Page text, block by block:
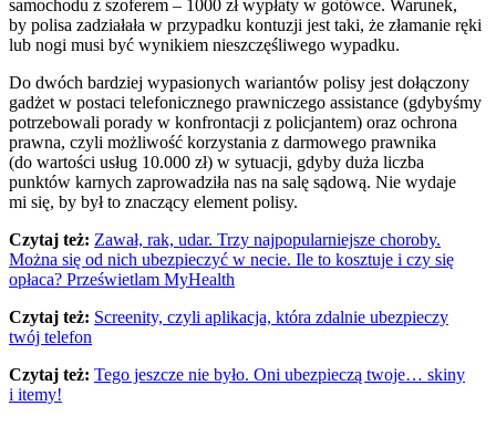
samochodu z szoferem – 1000 zł wypłaty w gotówce. Warunek,
by polisa zadziałała w przypadku kontuzji jest taki, że złamanie ręki
lub nogi musi być wynikiem nieszczęśliwego wypadku.
Do dwóch bardziej wypasionych wariantów polisy jest dołączony
gadżet w postaci telefonicznego prawniczego assistance (gdybyśmy
potrzebowali porady w konfrontacji z policjantem) oraz ochrona
prawna, czyli możliwość korzystania z darmowego prawnika
(do wartości usług 10.000 zł) w sytuacji, gdyby duża liczba
punktów karnych zaprowadziła nas na salę sądową. Nie wydaje
mi się, by był to znaczący element polisy.
Czytaj też: Zawał, rak, udar. Trzy najpopularniejsze choroby.
Można się od nich ubezpieczyć w necie. Ile to kosztuje i czy się
opłaca? Prześwietlam MyHealth
Czytaj też: Screenity, czyli aplikacja, która zdalnie ubezpieczy
twój telefon
Czytaj też: Tego jeszcze nie było. Oni ubezpieczą twoje… skiny
i itemy!